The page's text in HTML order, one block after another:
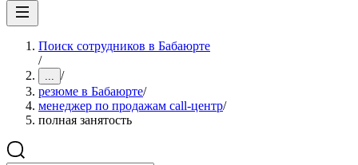
Поиск сотрудников в Бабаюрте
/
... /
резюме в Бабаюрте/
менеджер по продажам call-центр/
полная занятость